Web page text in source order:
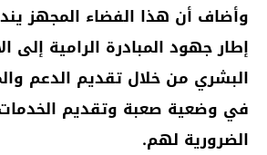
وأضاف أن هذا الفضاء المجهز
إطار جهود المبادرة الرامية إلى
البشري من خلال تقديم الدعم
في وضعية صعبة وتقديم الخدمات
الضرورية لهم.